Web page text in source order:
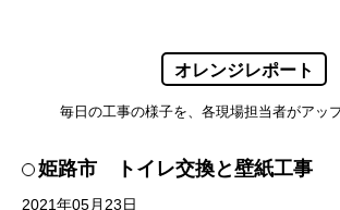
オレンジレポート
毎日の工事の様子を、各現場担当者がアッ
姫路市 トイレ交換と壁紙工事
2021年05月23日